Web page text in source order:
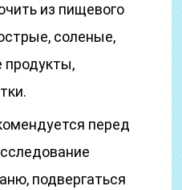
из пищевого
соленые,
продукты,
перед
подвергаться